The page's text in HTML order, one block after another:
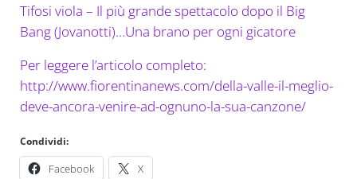
Tifosi viola – Il più grande spettacolo dopo il Big
Bang (Jovanotti)…Una brano per ogni gicatore
Per leggere l’articolo completo:
http://www.fiorentinanews.com/della-valle-il-meglio-
deve-ancora-venire-ad-ognuno-la-sua-canzone/
Condividi:
Facebook X